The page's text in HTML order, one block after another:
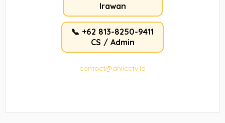
Irawan
📞 +62 813-8250-9411
CS / Admin
contact@ahlicctv.id